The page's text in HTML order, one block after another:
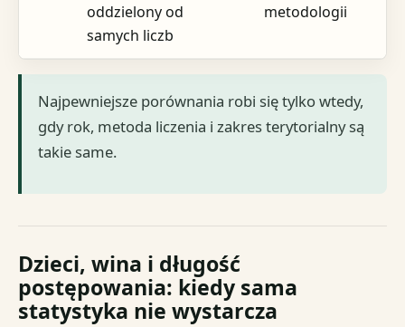
oddzielony od
samych liczb
metodologii
Najpewniejsze porównania robi się tylko wtedy,
gdy rok, metoda liczenia i zakres terytorialny są
takie same.
Dzieci, wina i długość
postępowania: kiedy sama
statystyka nie wystarcza